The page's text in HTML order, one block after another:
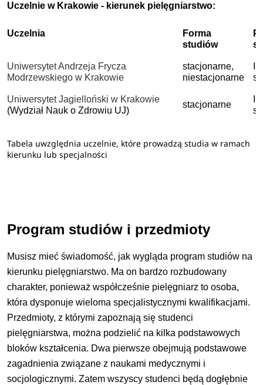
Uczelnie w Krakowie - kierunek pielęgniarstwo:
Uczelnia
Forma
studiów
Uniwersytet Andrzeja Frycza
Modrzewskiego w Krakowie
stacjonarne,
niestacjonarne
Uniwersytet Jagielloński w Krakowie
(Wydział Nauk o Zdrowiu UJ)
stacjonarne
Tabela uwzględnia uczelnie, które prowadzą studia w ramach
kierunku lub specjalności
Program studiów i przedmioty
Musisz mieć świadomość, jak wygląda program studiów na
kierunku pielęgniarstwo. Ma on bardzo rozbudowany
charakter, ponieważ współcześnie pielęgniarz to osoba,
która dysponuje wieloma specjalistycznymi kwalifikacjami.
Przedmioty, z którymi zapoznają się studenci
pielęgniarstwa, można podzielić na kilka podstawowych
bloków kształcenia. Dwa pierwsze obejmują podstawowe
zagadnienia związane z naukami medycznymi i
socjologicznymi. Zatem wszyscy studenci będą dogłębnie